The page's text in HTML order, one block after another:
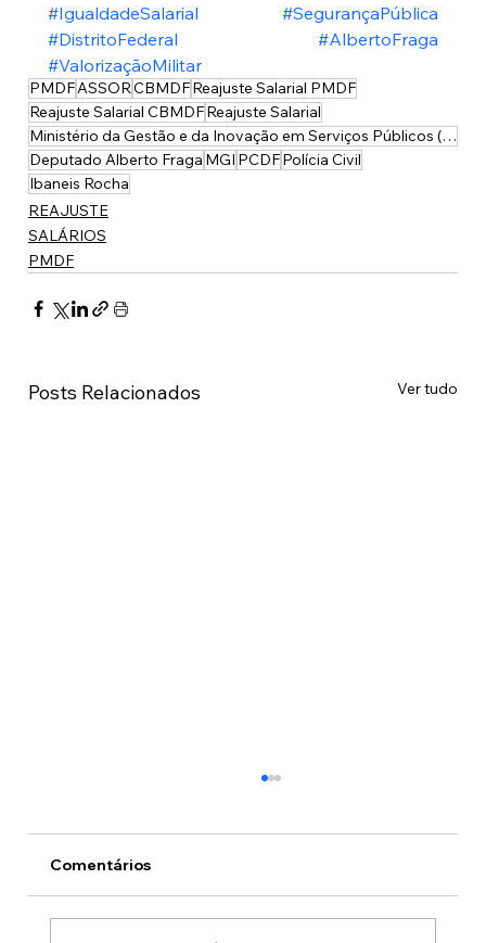
#IgualdadeSalarial
#SegurançaPública
#DistritoFederal
#AlbertoFraga
#ValorizaçãoMilitar
PMDFASSORCBMDFReajuste Salarial PMDF
Reajuste Salarial CBMDFReajuste Salarial
Ministério da Gestão e da Inovação em Serviços Públicos (MGI)
Deputado Alberto Fraga MGI PCDFPolícia Civil
Ibaneis Rocha
REAJUSTE
SALÁRIOS
PMDF
Posts Relacionados Ver tudo
Comentários